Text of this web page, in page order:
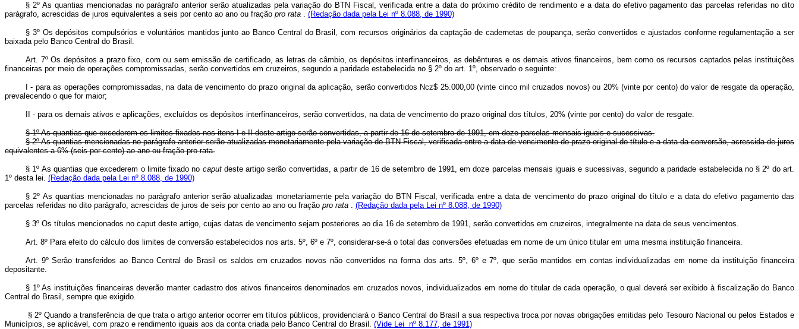
§ 2º As quantias mencionadas no parágrafo anterior serão atualizadas pela variação do BTN Fiscal, verificada entre a data do próximo crédito de rendimento e a data do efetivo pagamento das parcelas referidas no dito
parágrafo, acrescidas de juros equivalentes a seis por cento ao ano ou fração pro rata . (Redação dada pela Lei nº 8.088, de 1990)
§ 3º Os depósitos compulsórios e voluntários mantidos junto ao Banco Central do Brasil, com recursos originários da captação de cadernetas de poupança, serão convertidos e ajustados conforme regulamentação a ser
baixada pelo Banco Central do Brasil.
Art. 7º Os depósitos a prazo fixo, com ou sem emissão de certificado, as letras de câmbio, os depósitos interfinanceiros, as debêntures e os demais ativos financeiros, bem como os recursos captados pelas instituições
financeiras por meio de operações compromissadas, serão convertidos em cruzeiros, segundo a paridade estabelecida no § 2º do art. 1º, observado o seguinte:
I - para as operações compromissadas, na data de vencimento do prazo original da aplicação, serão convertidos Ncz$ 25.000,00 (vinte cinco mil cruzados novos) ou 20% (vinte por cento) do valor de resgate da operação,
prevalecendo o que for maior;
II - para os demais ativos e aplicações, excluídos os depósitos interfinanceiros, serão convertidos, na data de vencimento do prazo original dos títulos, 20% (vinte por cento) do valor de resgate.
§ 1º As quantias que excederem os limites fixados nos itens I e II deste artigo serão convertidas, a partir de 16 de setembro de 1991, em doze parcelas mensais iguais e sucessivas.
§ 2º As quantias mencionadas no parágrafo anterior serão atualizadas monetariamente pela variação do BTN Fiscal, verificada entre a data de vencimento do prazo original do título e a data da conversão, acrescida de juros
equivalentes a 6% (seis por cento) ao ano ou fração pro rata.
§ 1º As quantias que excederem o limite fixado no caputdeste artigo serão convertidas, a partir de 16 de setembro de 1991, em doze parcelas mensais iguais e sucessivas, segundo a paridade estabelecida no § 2º do art.
1º desta lei. (Redação dada pela Lei nº 8.088, de 1990)
§ 2º As quantias mencionadas no parágrafo anterior serão atualizadas monetariamente pela variação do BTN Fiscal, verificada entre a data de vencimento do prazo original do título e a data do efetivo pagamento das
parcelas referidas no dito parágrafo, acrescidas de juros de seis por cento ao ano ou fração pro rata . (Redação dada pela Lei nº 8.088, de 1990)
§ 3º Os títulos mencionados no caput deste artigo, cujas datas de vencimento sejam posteriores ao dia 16 de setembro de 1991, serão convertidos em cruzeiros, integralmente na data de seus vencimentos.
Art. 8º Para efeito do cálculo dos limites de conversão estabelecidos nos arts. 5º, 6º e 7º, considerar-se-á o total das conversões efetuadas em nome de um único titular em uma mesma instituição financeira.
Art. 9º Serão transferidos ao Banco Central do Brasil os saldos em cruzados novos não convertidos na forma dos arts. 5º, 6º e 7º, que serão mantidos em contas individualizadas em nome da instituição financeira
depositante.
§ 1º As instituições financeiras deverão manter cadastro dos ativos financeiros denominados em cruzados novos, individualizados em nome do titular de cada operação, o qual deverá ser exibido à fiscalização do Banco
Central do Brasil, sempre que exigido.
§ 2º Quando a transferência de que trata o artigo anterior ocorrer em títulos públicos, providenciará o Banco Central do Brasil a sua respectiva troca por novas obrigações emitidas pelo Tesouro Nacional ou pelos Estados e
Municípios, se aplicável, com prazo e rendimento iguais aos da conta criada pelo Banco Central do Brasil. (Vide Lei nº 8.177, de 1991)